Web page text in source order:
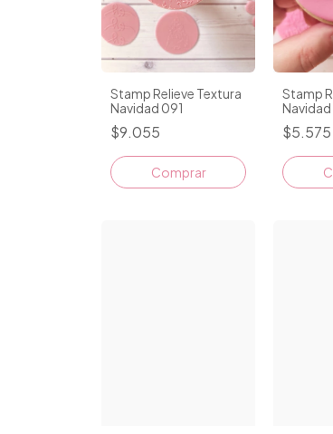
Stamp Relieve Textura
Navidad 091
$9.055
Comprar
Stamp
$5.575